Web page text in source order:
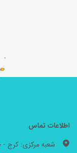
اطلاعات تماس